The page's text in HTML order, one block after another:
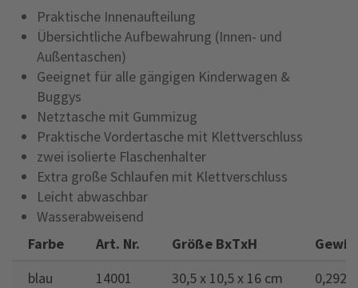
Praktische Innenaufteilung
Übersichtliche Aufbewahrung (Innen- und
Außentaschen)
Geeignet für alle gängigen Kinderwagen &
Buggys
Netztasche mit Gummizug
Praktische Vordertasche mit Klettverschluss
zwei isolierte Flaschenhalter
Extra große Schlaufen mit Klettverschluss
Leicht abwaschbar
Wasserabweisend
Farbe
Art. Nr. Größe BxTxH
blau
14001 30,5 x 10,5 x 16 cm
0,292